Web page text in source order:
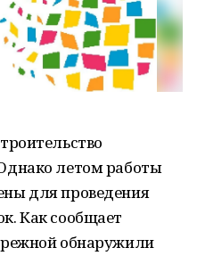
летом работы
для проведения
Как сообщает
обнаружили